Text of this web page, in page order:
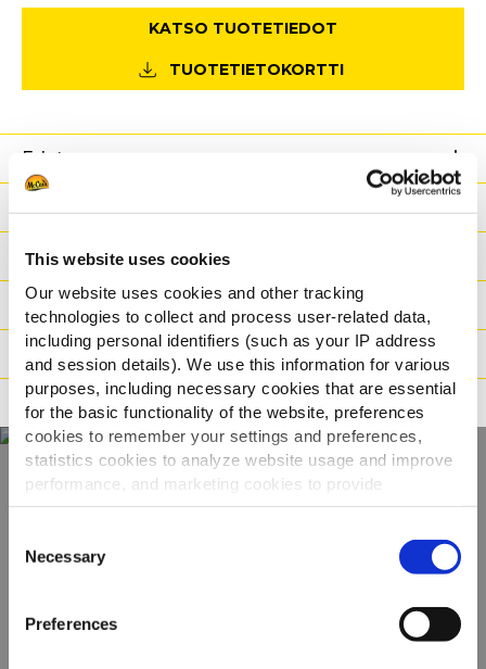
This website uses cookies
Our website uses cookies and other tracking
technologies to collect and process user-related data,
including personal identifiers (such as your IP address
and session details). We use this information for various
purposes, including necessary cookies that are essential
for the basic functionality of the website, preferences
cookies to remember your settings and preferences,
statistics cookies to analyze website usage and improve
performance, and marketing cookies to provide
personalized content and advertising.
By clicking 'Allow all cookies', you consent to the use of
all cookies. If you'd like to customize your preferences,
'Allow selection.'
Selection
Necessary
Preferences
KATSO TUOTETIEDOT
TUOTETIETOKORTTI
Edut
Ainesosat
Paino/Kuljetus
Valmistusaika
Ohjeistus
Näe koko